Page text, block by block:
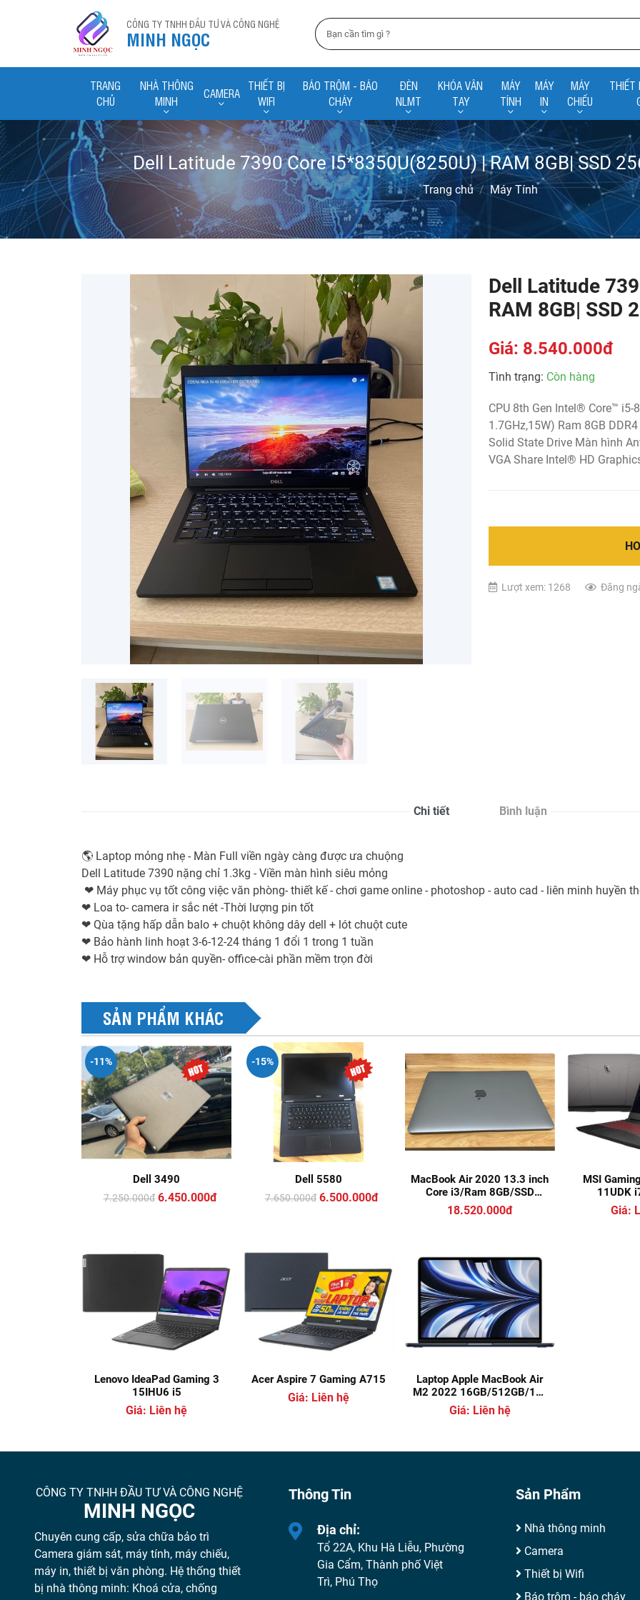
CÔNG TY TNHH ĐẦU TƯ VÀ CÔNG NGHỆ
MINH NGỌC
TRANG
CHỦ
NHÀ THÔNG
MINH
CAMERA
THIẾT BỊ
WIFI
BÁO TRỘM - BÁO
CHÁY
ĐÈN
NLMT
KHÓA VÂN
TAY
MÁY
TÍNH
MÁY
IN
MÁY
CHIẾU
THIẾT
Dell Latitude 7390 Core I5*8350U(8250U) | RAM 8GB| SSD
Trang chủ Máy Tính
Dell Latitude
RAM 8GB| SSD
Giá: 8.540.000đ
Tình trạng: Còn hàng
CPU 8th Gen Intel® Core™ i5-
1.7GHz,15W) Ram 8GB
Solid State Drive Màn hình
VGA Share Intel® HD
Lượt xem: 1268 Đăng
Chi tiết Bình luận
🌎 Laptop mỏng nhẹ - Màn Full viền ngày càng được ưa chuộng
Dell Latitude 7390 nặng chỉ 1.3kg - Viền màn hình siêu mỏng
❤ Máy phục vụ tốt công việc văn phòng- thiết kế - chơi game online - photoshop - auto cad - liên minh huyền
❤ Loa to- camera ir sắc nét -Thời lượng pin tốt
❤ Qùa tặng hấp dẫn balo + chuột không dây dell + lót chuột cute
❤ Bảo hành linh hoạt 3-6-12-24 tháng 1 đổi 1 trong 1 tuần
❤ Hỗ trợ window bản quyền- office-cài phần mềm trọn đời
SẢN PHẨM KHÁC
-11%
Dell 3490
7.250.000đ 6.450.000đ
-15%
Dell 5580
7.650.000đ 6.500.000đ
MacBook Air 2020 13.3 inch
Core i3/Ram 8GB/SSD
256GB - Space Gray -
Likenew 99%
18.520.000đ
MSI
11UDK
Giá:
Lenovo IdeaPad Gaming 3
15IHU6 i5
Giá: Liên hệ
Acer Aspire 7 Gaming A715
Giá: Liên hệ
Laptop Apple MacBook Air
M2 2022 16GB/512GB/10-
core GPU (Z1610003L)
Giá: Liên hệ
CÔNG TY TNHH ĐẦU TƯ VÀ CÔNG NGHỆ
MINH NGỌC
Chuyên cung cấp, sửa chữa bảo trì
Camera giám sát, máy tính, máy chiếu,
máy in, thiết bị văn phòng. Hệ thống thiết
bị nhà thông minh: Khoá cửa, chống
Thông Tin
Địa chỉ:
Tổ 22A, Khu Hà Liễu, Phường
Gia Cẩm, Thành phố Việt
Trì, Phú Thọ
Sản Phẩm
Nhà thông minh
Camera
Thiết bị Wifi
Báo trộm - báo cháy